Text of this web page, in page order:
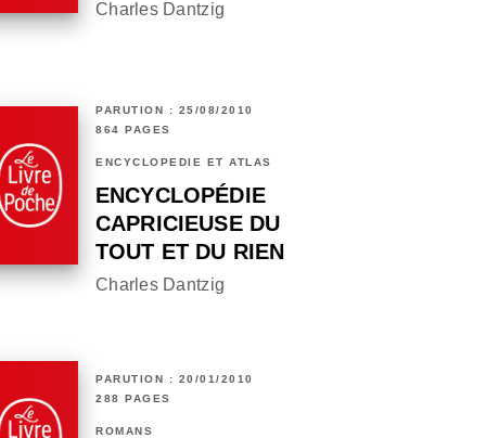
Charles Dantzig
PARUTION : 25/08/2010
864 PAGES
ENCYCLOPÉDIE ET ATLAS
ENCYCLOPÉDIE
CAPRICIEUSE DU
TOUT ET DU RIEN
Charles Dantzig
PARUTION : 20/01/2010
288 PAGES
ROMANS